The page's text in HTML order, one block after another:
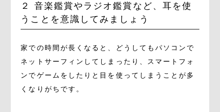
２ 音楽鑑賞やラジオ鑑賞など、耳を使
うことを意識してみましょう
家での時間が長くなると、どうしてもパソコンで
ネットサーフィンしてしまったり、スマートフォ
ンでゲームをしたりと目を使ってしまうことが多
くなりがちです。